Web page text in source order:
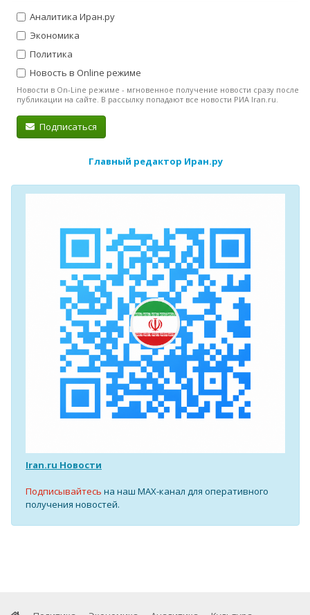
Аналитика Иран.ру
Экономика
Политика
Новость в Online режиме
Новости в On-Line режиме - мгновенное получение новости сразу после
публикации на сайте. В рассылку попадают все новости РИА Iran.ru.
Подписаться
Главный редактор Иран.ру
Iran.ru Новости
Подписывайтесь на наш MAX-канал для оперативного
получения новостей.